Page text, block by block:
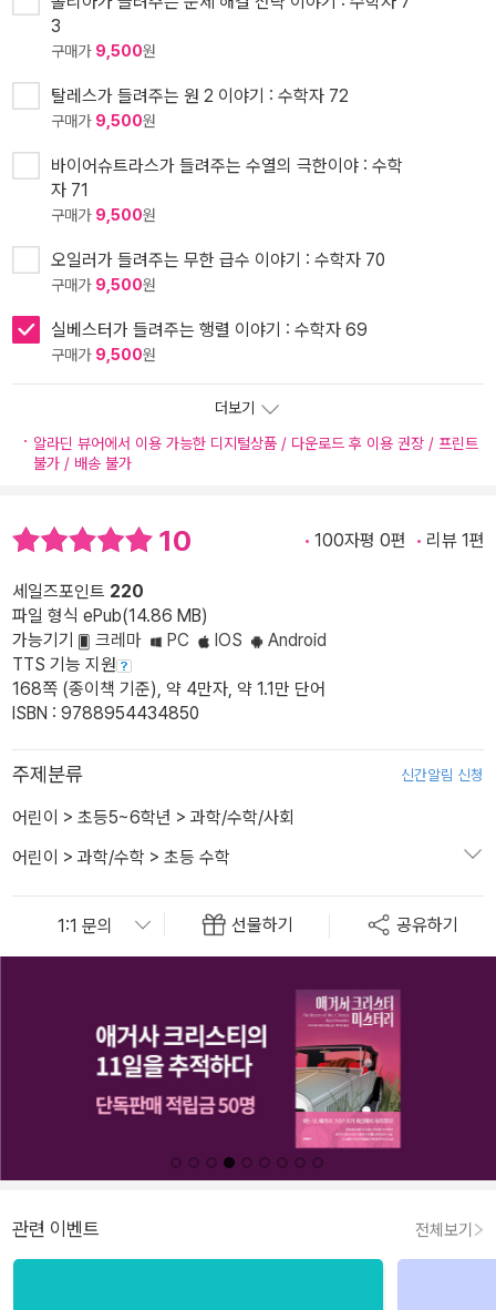
3
구매가 9,500원
탈레스가 들려주는 원 2 이야기 : 수학자 72
구매가 9,500원
바이어슈트라스가 들려주는 수열의 극한이야 : 수학
자 71
구매가 9,500원
오일러가 들려주는 무한 급수 이야기 : 수학자 70
구매가 9,500원
실베스터가 들려주는 행렬 이야기 : 수학자 69
구매가 9,500원
더보기
알라딘 뷰어에서 이용 가능한 디지털상품 / 다운로드 후 이용 권장 / 프린트
불가 / 배송 불가
10 100자평 0편 리뷰 1편
세일즈포인트 220
파일 형식 ePub(14.86 MB)
가능기기
크레마 PC IOS
Android
TTS 기능 지원
168쪽 (종이책 기준), 약 4만자, 약 1.1만 단어
ISBN : 9788954434850
주제분류 신간알림 신청
어린이 > 초등5~6학년 > 과학/수학/사회
어린이 > 과학/수학 > 초등 수학
선물하기 공유하기
관련 이벤트 전체보기